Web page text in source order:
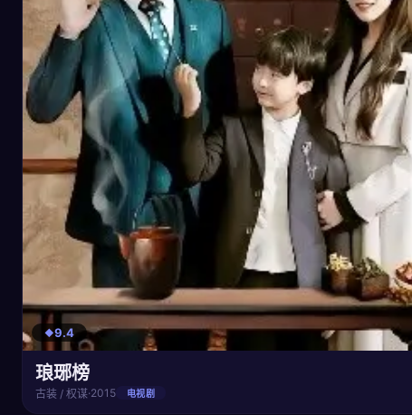
9.4
琅琊榜
古装 / 权谋·2015 电视剧